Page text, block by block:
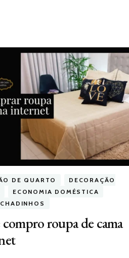
DE QUARTO
DECORAÇÃO
ECONOMIA DOMÉSTICA
roupa de cama